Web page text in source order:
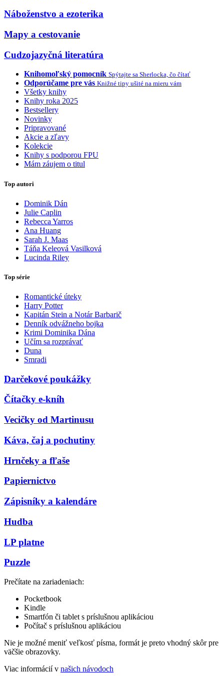
Náboženstvo a ezoterika
Mapy a cestovanie
Cudzojazyčná literatúra
Knihomoľský pomocník Spýtajte sa Sherlocka, čo čítať
Odporúčame pre vás Knižné tipy ušité na mieru vám
Všetky knihy
Knihy roka 2025
Bestsellery
Novinky
Pripravované
Akcie a zľavy
Kolekcie
Knihy s podporou FPU
Mám záujem o titul
Top autori
Dominik Dán
Julie Caplin
Rebecca Yarros
Ana Huang
Sarah J. Maas
Táňa Keleová Vasilková
Lucinda Riley
Top série
Romantické úteky
Harry Potter
Kapitán Stein a Notár Barbarič
Denník odvážneho bojka
Krimi Dominika Dána
Učím sa rozprávať
Duna
Smradi
Darčekové poukážky
Čítačky e-kníh
Vecičky od Martinusu
Káva, čaj a pochutiny
Hrnčeky a fľaše
Papiernictvo
Zápisníky a kalendáre
Hudba
LP platne
Puzzle
Prečítate na zariadeniach:
Pocketbook
Kindle
Smartfón či tablet s príslušnou aplikáciou
Počítač s príslušnou aplikáciou
Nie je možné meniť veľkosť písma, formát je preto vhodný skôr pre
väčšie obrazovky.
Viac informácií v našich návodoch